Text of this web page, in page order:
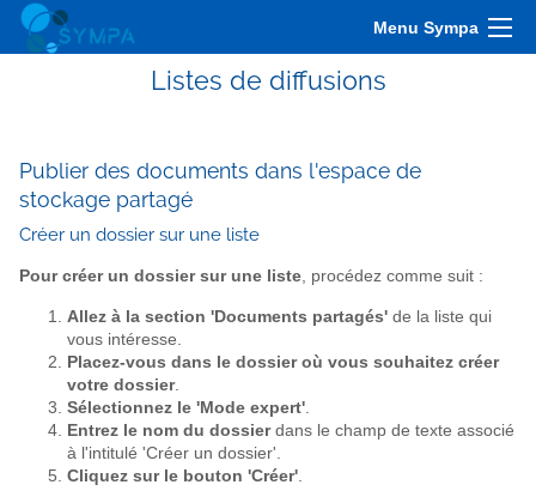
Menu Sympa
Listes de diffusions
Publier des documents dans l'espace de
stockage partagé
Créer un dossier sur une liste
Pour créer un dossier sur une liste, procédez comme suit :
Allez à la section 'Documents partagés' de la liste qui
vous intéresse.
Placez-vous dans le dossier où vous souhaitez créer
votre dossier.
Sélectionnez le 'Mode expert'
Entrez le nom du dossierdans le champ de texte associé
à l'intitulé 'Créer un dossier'.
Cliquez sur le bouton 'Créer'